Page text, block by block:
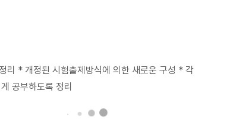
리 * 개정된 시험출제방식에 의한 새로운 구성 * 각
공부하도록 정리